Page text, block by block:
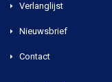
Verlanglijst
Nieuwsbrief
Contact